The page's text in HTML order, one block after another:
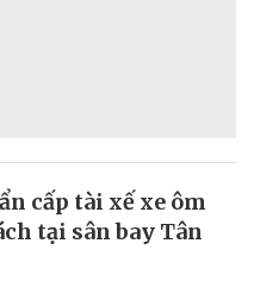
cấp tài xế xe ôm
tại sân bay Tân